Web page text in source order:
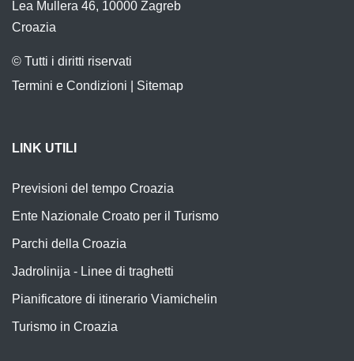
Lea Mullera 46, 10000 Zagreb
Croazia
© Tutti i diritti riservati
Termini e Condizioni
Sitemap
LINK UTILI
Previsioni del tempo Croazia
Ente Nazionale Croato per il Turismo
Parchi della Croazia
Jadrolinija - Linee di traghetti
Pianificatore di itinerario Viamichelin
Turismo in Croazia